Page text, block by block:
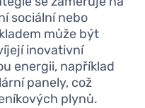
sociální nebo
může být
inovativní
energii, například
panely, což
plynů.